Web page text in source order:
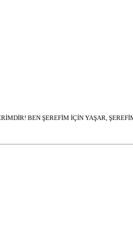
BEN ŞEREFİM İÇİN YAŞAR,